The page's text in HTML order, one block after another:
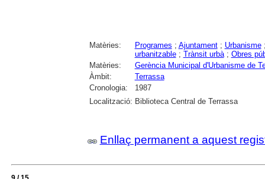
Matèries: Programes ; Ajuntament; Urbanisme
urbanitzable; Trànsit urbà; Obres
Matèries:
Gerència Municipal d'Urbanisme de
Àmbit:
Terrassa
Cronologia:
1987
Localització: Biblioteca Central de Terrassa
Enllaç permanent a aquest